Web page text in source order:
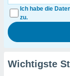
Ich habe die
zu.
Wichtigste